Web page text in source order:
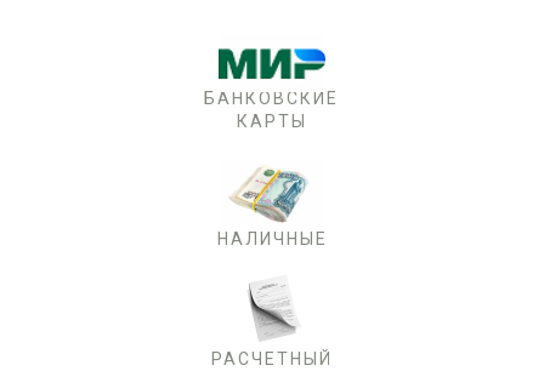
БАНКОВСКИЕ
КАРТЫ
НАЛИЧНЫЕ
РАСЧЕТНЫЙ